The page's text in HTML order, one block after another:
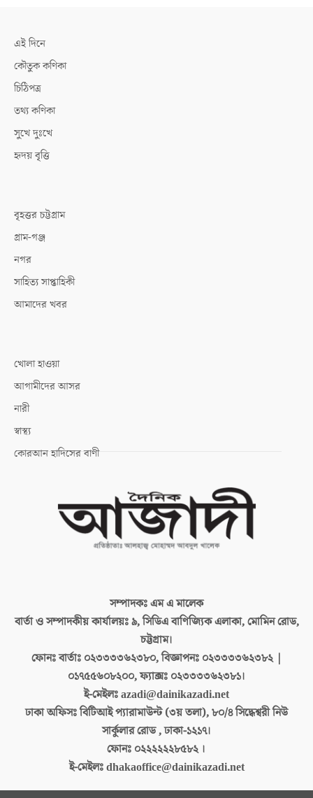
এই দিনে
কৌতুক কণিকা
চিঠিপত্র
তথ্য কণিকা
সুখে দুঃখে
হৃদয় বৃত্তি
বৃহত্তর চট্টগ্রাম
গ্রাম-গঞ্জ
নগর
সাহিত্য সাপ্তাহিকী
আমাদের খবর
খোলা হাওয়া
আগামীদের আসর
নারী
স্বাস্থ্য
কোরআন হাদিসের বাণী
সম্পাদকঃএম এ মালেক
বার্তা ও সম্পাদকীয় কার্যালয়ঃ৯, সিডিএ বাণিজ্যিক এলাকা, মোমিন রোড,
চট্টগ্রাম।
ফোনঃ বার্তাঃ ০২৩৩৩৩৬২৩৮০, বিজ্ঞাপনঃ ০২৩৩৩৩৬২৩৮২ |
০১৭৫৫৬০৮২০০, ফ্যাক্সঃ ০২৩৩৩৩৬২৩৮১।
ই-মেইলঃazadi@dainikazadi.net
ঢাকা অফিসঃবিটিআই প্যারামাউন্ট (৩য় তলা), ৮০/৪ সিদ্ধেশ্বরী নিউ
সার্কুলার রোড , ঢাকা-১২১৭।
ফোনঃ ০২২২২২২৮৫৮২ ।
ই-মেইলঃdhakaoffice@dainikazadi.net